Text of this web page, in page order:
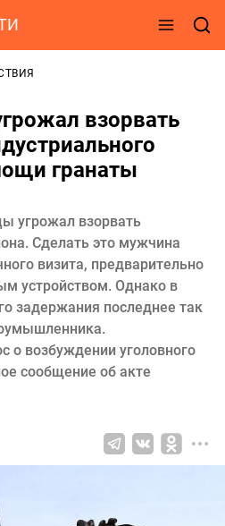
взорвать
гранаты
угрожал взорвать
Сделать это мужчина
визита, предварительно
устройством. Однако в
задержания последнее так
о возбуждении уголовного
сообщение об акте